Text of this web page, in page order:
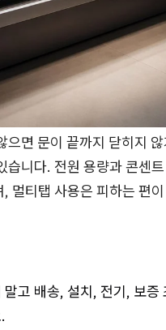
으면 문이 끝까지 닫히지
습니다. 전원 용량과 콘센
멀티탭 사용은 피하는 편
말고 배송, 설치, 전기, 보증